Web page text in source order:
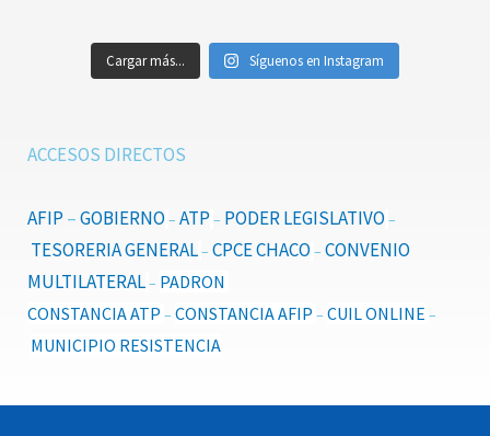
Cargar más... Síguenos en Instagram
ACCESOS DIRECTOS
AFIP–GOBIERNO – ATP– PODER LEGISLATIVO –
TESORERIA GENERAL– CPCE CHACO – CONVENIO
MULTILATERAL– PADRON
CONSTANCIA ATP – CONSTANCIA AFIP – CUIL ONLINE –
MUNICIPIO RESISTENCIA